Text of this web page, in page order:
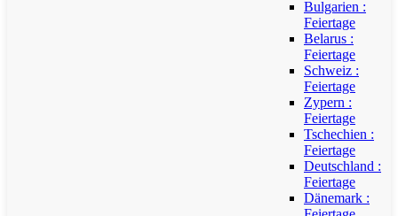
Bulgarien :
Feiertage
Belarus :
Feiertage
Schweiz :
Feiertage
Zypern :
Feiertage
Tschechien :
Feiertage
Deutschland :
Feiertage
Dänemark :